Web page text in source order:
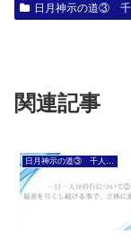
日月神示の道③ 千
関連記事